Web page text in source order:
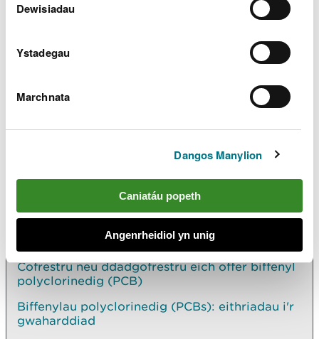
Dewisiadau
Ystadegau
Marchnata
Dangos Manylion
Caniatáu popeth
Angenrheidiol yn unig
Dysgwch sut i adnabod a gwaredu gwastraff sy’n
(GOV.UK).
Registrations@cyfoethnaturiolcymru.gov.ukos oes
angen i chi drafod sut i wneud hyn.
Yn yr adran hon hefyd
dadgofrestru, labelu a gwaredu
Cofrestru neu ddadgofrestru eich offer biffenyl
polyclorinedig (PCB)
Biffenylau polyclorinedig (PCBs): eithriadau i'r
gwaharddiad